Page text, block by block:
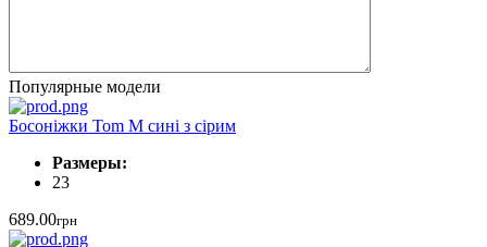
Популярные модели
Босоніжки Tom M сині з сірим
Размеры:
23
689.00грн